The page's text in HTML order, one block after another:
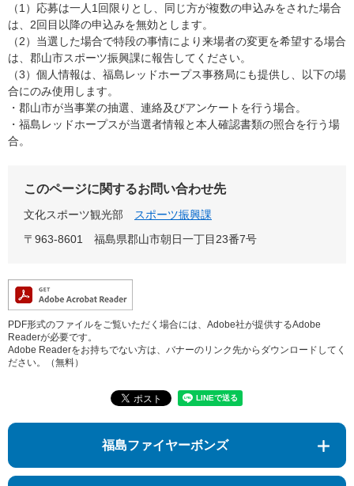
（1）応募は一人1回限りとし、同じ方が複数の申込みをされた場合
は、2回目以降の申込みを無効とします。
（2）当選した場合で特段の事情により来場者の変更を希望する場合
は、郡山市スポーツ振興課に報告してください。
（3）個人情報は、福島レッドホープス事務局にも提供し、以下の場
合にのみ使用します。
・郡山市が当事業の抽選、連絡及びアンケートを行う場合。
・福島レッドホープスが当選者情報と本人確認書類の照合を行う場
合。
このページに関するお問い合わせ先
文化スポーツ観光部
スポーツ振興課
〒963-8601
福島県郡山市朝日一丁目23番7号
PDF形式のファイルをご覧いただく場合には、Adobe社が提供するAdobe
Readerが必要です。
Adobe Readerをお持ちでない方は、バナーのリンク先からダウンロードしてく
ださい。（無料）
福島ファイヤーボンズ